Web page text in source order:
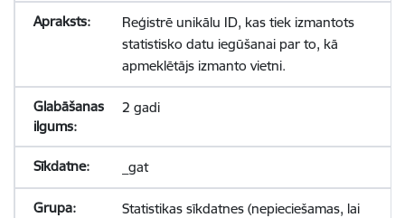
Reģistrē unikālu ID, kas tiek izmantots
statistisko datu iegūšanai par to, kā
apmeklētājs izmanto vietni.
2 gadi
_gat
Statistikas sīkdatnes (nepieciešamas, lai